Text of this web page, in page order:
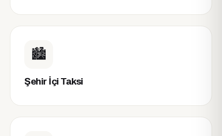
🏙️
Şehir İçi Taksi